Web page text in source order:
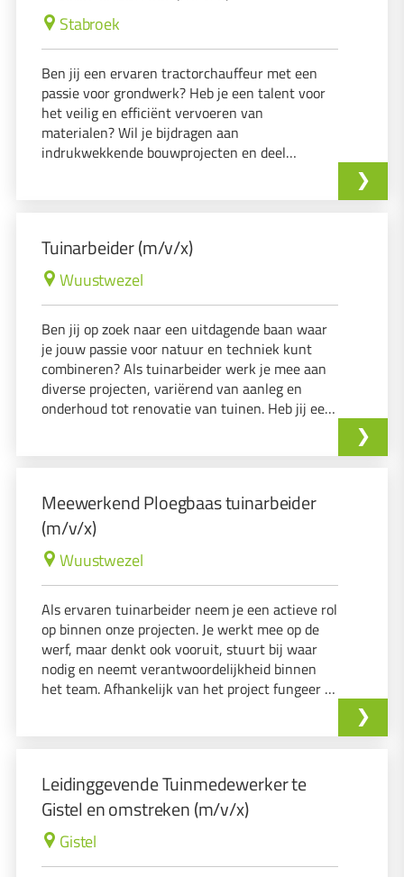
Stabroek
Ben jij een ervaren tractorchauffeur met een
passie voor grondwerk? Heb je een talent voor
het veilig en efficiënt vervoeren van
materialen? Wil je bijdragen aan
indrukwekkende bouwprojecten en deel
Tuinarbeider (m/v/x)
Wuustwezel
Ben jij op zoek naar een uitdagende baan waar
je jouw passie voor natuur en techniek kunt
combineren? Als tuinarbeider werk je mee aan
diverse projecten, variërend van aanleg en
onderhoud tot renovatie van tuinen. Heb jij een
Meewerkend Ploegbaas tuinarbeider
(m/v/x)
Wuustwezel
Als ervaren tuinarbeider neem je een actieve rol
op binnen onze projecten. Je werkt mee op de
werf, maar denkt ook vooruit, stuurt bij waar
nodig en neemt verantwoordelijkheid binnen
het team. Afhankelijk van het project fungeer je
Leidinggevende Tuinmedewerker te
Gistel en omstreken (m/v/x)
Gistel